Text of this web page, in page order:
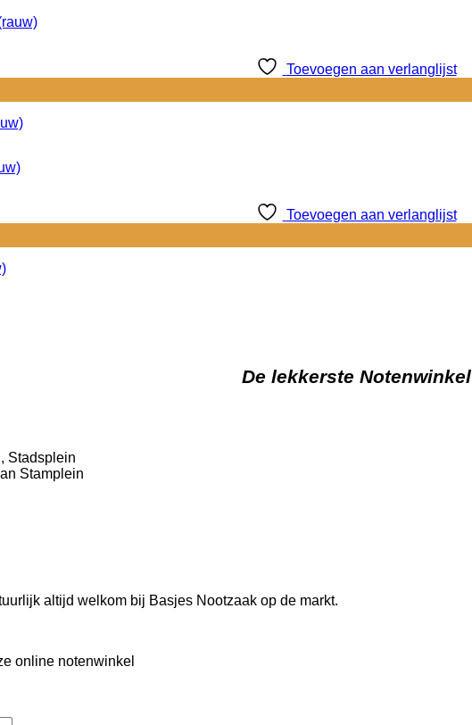
Toevoegen aan verlanglijst
Toevoegen aan verlanglijst
De lekkerste Notenwinkel
Stadsplein
Stamplein
altijd welkom bij Basjes Nootzaak op de markt.
online notenwinkel